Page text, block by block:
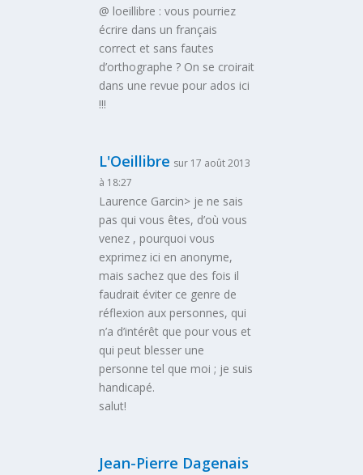
@ loeillibre : vous pourriez
écrire dans un français
correct et sans fautes
d’orthographe ? On se croirait
dans une revue pour ados ici
!!!
L'Oeillibre sur 17 août 2013
à 18:27
Laurence Garcin> je ne sais
pas qui vous êtes, d’où vous
venez , pourquoi vous
exprimez ici en anonyme,
mais sachez que des fois il
faudrait éviter ce genre de
réflexion aux personnes, qui
n’a d’intérêt que pour vous et
qui peut blesser une
personne tel que moi ; je suis
handicapé.
salut!
Jean-Pierre Dagenais